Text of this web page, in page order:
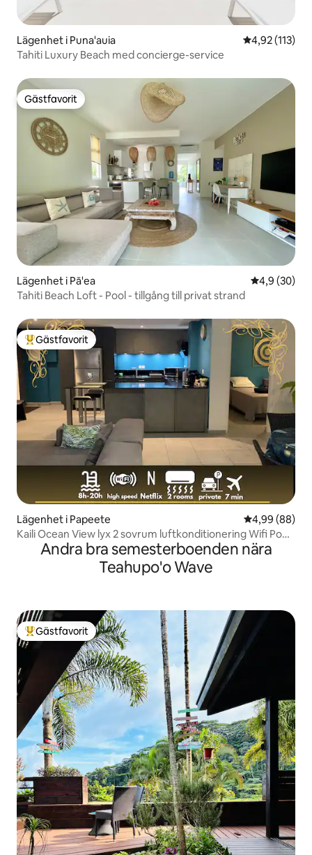
Lägenhet i Puna'auia 4,92 av 5 i
4,92 (113)
Tahiti Luxury Beach med concierge-service
Gästfavorit
Gästfavorit
Lägenhet i Pā'ea 4,9 av 5 i
4,9 (30)
Tahiti Beach Loft - Pool - tillgång till privat strand
Populär gästfavorit
Gästfavorit
Lägenhet i Papeete 4,99 av 5 i
4,99 (88)
Kaili Ocean View lyx 2 sovrum luftkonditionering Wifi Pool
& ATSAndra bra semesterboenden nära
Teahupo'o Wave
Populär gästfavorit
Gästfavorit